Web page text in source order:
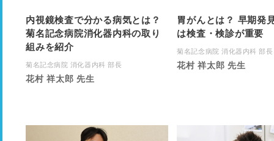
内視鏡検査で分かる病気とは？
菊名記念病院消化器内科の取り
組みを紹介
菊名記念病院 消化器内科 部長
花村 祥太郎 先生
胃がんとは？ 早期発
は検査・検診が重要
菊名記念病院 消化器内科 部長
花村 祥太郎 先生